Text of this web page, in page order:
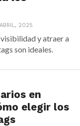
2025
y atraer a
son ideales.
en
elegir los